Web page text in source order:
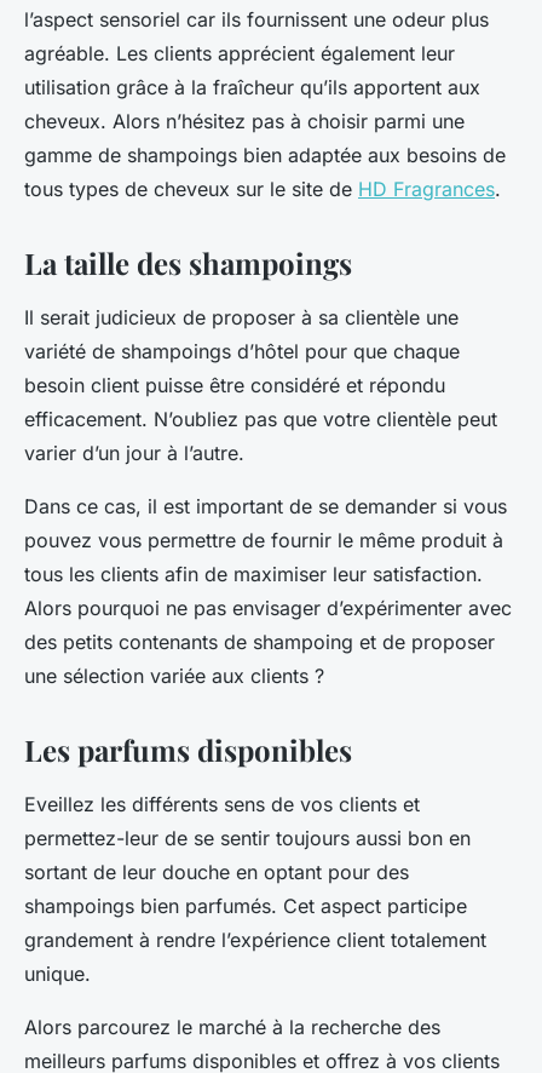
l’aspect sensoriel car ils fournissent une odeur plus
agréable. Les clients apprécient également leur
utilisation grâce à la fraîcheur qu’ils apportent aux
cheveux. Alors n’hésitez pas à choisir parmi une
gamme de shampoings bien adaptée aux besoins de
tous types de cheveux sur le site de HD Fragrances.
La taille des shampoings
Il serait judicieux de proposer à sa clientèle une
variété de shampoings d’hôtel pour que chaque
besoin client puisse être considéré et répondu
efficacement. N’oubliez pas que votre clientèle peut
varier d’un jour à l’autre.
Dans ce cas, il est important de se demander si vous
pouvez vous permettre de fournir le même produit à
tous les clients afin de maximiser leur satisfaction.
Alors pourquoi ne pas envisager d’expérimenter avec
des petits contenants de shampoing et de proposer
une sélection variée aux clients ?
Les parfums disponibles
Eveillez les différents sens de vos clients et
permettez-leur de se sentir toujours aussi bon en
sortant de leur douche en optant pour des
shampoings bien parfumés. Cet aspect participe
grandement à rendre l’expérience client totalement
unique.
Alors parcourez le marché à la recherche des
meilleurs parfums disponibles et offrez à vos clients